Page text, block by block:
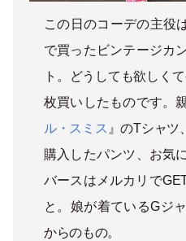
この日のコーデの主役
で買ったビンテージカ
ト。どうしても欲しく
枚買いしたものです。
ル・スミス 』のTシャツ
購入したパンツ、お気
バースはメルカリで
と。娘が着ているGジ
からのもの。